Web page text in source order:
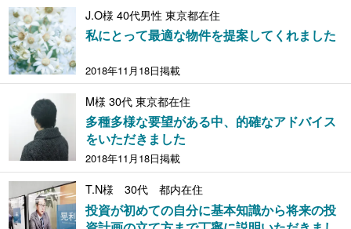
J.O様 40代男性 東京都在住
私にとって最適な物件を提案してくれました
2018年11月18日掲載
M様 30代 東京都在住
多種多様な要望がある中、的確なアドバイス
をいただきました
2018年11月18日掲載
T.N様 30代 都内在住
投資が初めての自分に基本知識から将来の投